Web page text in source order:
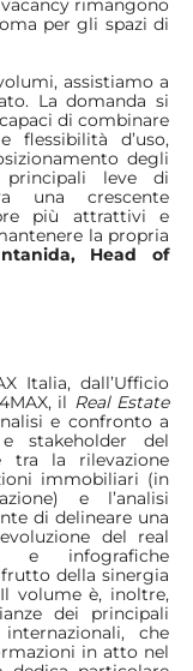
rimangono
per gli spazi di
assistiamo a
La domanda si
di combinare
flessibilità d’uso,
degli
leve di
una crescente
più attrattivi e
la propria
Head of
Italia, dall’Ufficio
il Real Estate
e confronto a
stakeholder del
tra la rilevazione
immobiliari (in
e l’analisi
di delineare una
del real
e infografiche
della sinergia
volume è, inoltre,
dei principali
che
in atto nel